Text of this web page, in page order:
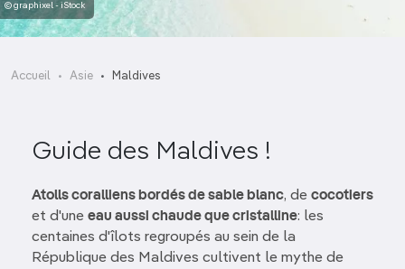
© graphixel - iStock
Accueil Asie Maldives
Guide des Maldives !
Atolls coralliens bordés de sable blanc, de cocotiers
et d'une eau aussi chaude que cristalline: les
centaines d'îlots regroupés au sein de la
République des Maldives cultivent le mythe de